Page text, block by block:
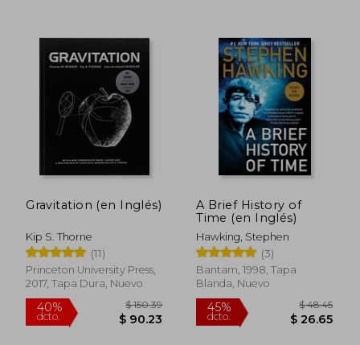
45% 40%
dcto.
Gravitation (en Inglés)
Kip S. Thorne
(11)
Princeton University Press,
2017, Tapa Dura, Nuevo
A Brief History of
Time (en Inglés)
Hawking, Stephen
(3)
Bantam, 1998, Tapa
Blanda, Nuevo